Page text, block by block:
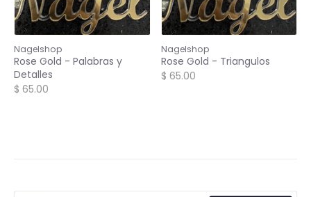
Nagelshop
Rose Gold - Palabras y
Detalles
$ 65.00
Nagelshop
Rose Gold - Triangulos
$ 65.00